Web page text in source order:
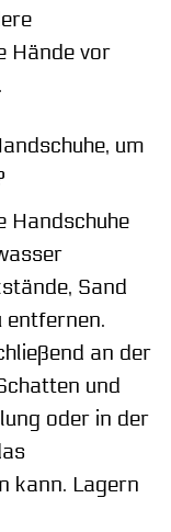
Hände vor
um
Handschuhe
Sand
entfernen.
an der
und
oder in der
kann. Lagern